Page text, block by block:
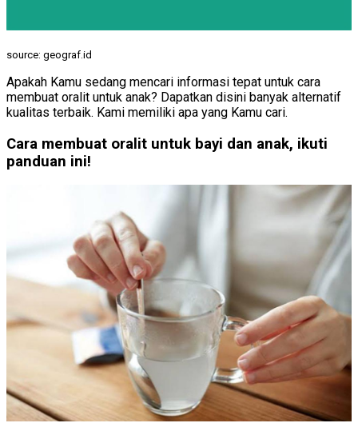
source: geograf.id
Apakah Kamu sedang mencari informasi tepat untuk cara
membuat oralit untuk anak? Dapatkan disini banyak alternatif
kualitas terbaik. Kami memiliki apa yang Kamu cari.
Cara membuat oralit untuk bayi dan anak, ikuti
panduan ini!